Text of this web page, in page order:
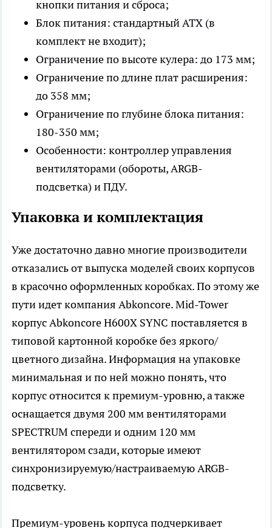
кнопки питания и сброса;
Блок питания: стандартный ATX (в
комплект не входит);
Ограничение по высоте кулера: до 173 мм;
Ограничение по длине плат расширения:
до 358 мм;
Ограничение по глубине блока питания:
180-350 мм;
Особенности: контроллер управления
вентиляторами (обороты, ARGB-
подсветка) и ПДУ.
Упаковка и комплектация
Уже достаточно давно многие производители
отказались от выпуска моделей своих корпусов
в красочно оформленных коробках. По этому же
пути идет компания Abkoncore. Mid-Tower
корпус Abkoncore H600X SYNC поставляется в
типовой картонной коробке без яркого/
цветного дизайна. Информация на упаковке
минимальная и по ней можно понять, что
корпус относится к премиум-уровню, а также
оснащается двумя 200 мм вентиляторами
SPECTRUM спереди и одним 120 мм
вентилятором сзади, которые имеют
синхронизируемую/настраиваемую ARGB-
подсветку.
Премиум-уровень корпуса подчеркивает